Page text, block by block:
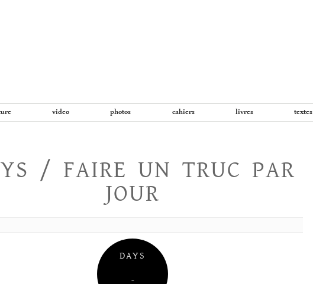
video photos cahiers livres textes
/ FAIRE UN TRUC PAR
JOUR
DAYS
–